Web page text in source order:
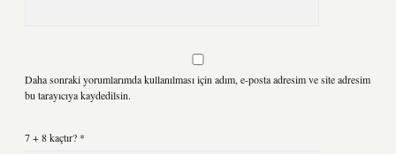
Daha sonraki yorumlarımda kullanılması için adım, e-posta adresim ve site adresim
bu tarayıcıya kaydedilsin.
7 + 8 kaçtır? *